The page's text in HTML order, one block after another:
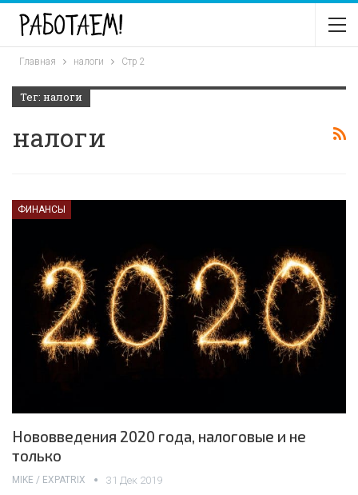
Главная налоги Стр 2
Тег: налоги
налоги
ФИНАНСЫ
Нововведения 2020 года, налоговые и не
только
MIKE / EXPATRIX
31 Дек 2019